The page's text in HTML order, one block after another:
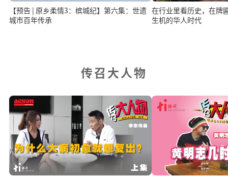
【预告 | 原乡柔情3：槟城纪】第六集：世遗
城市百年传承
在行业里看历史，在牌
生机的华人时代
传召大人物